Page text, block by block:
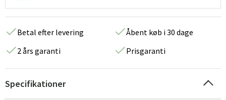
Betal efter levering
Åbent køb i 30 dage
2 års garanti
Prisgaranti
Specifikationer